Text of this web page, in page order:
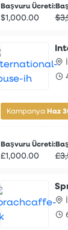
Başvuru Ücreti:
$1,000.00
Kampanya Haz
Başvuru Ücreti:
£1,000.00